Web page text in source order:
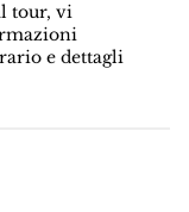
tour, vi
e dettagli